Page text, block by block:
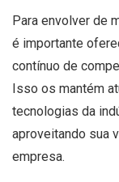
Para envolver de
é importante
contínuo de
Isso os mantém
tecnologias da
aproveitando sua
empresa.